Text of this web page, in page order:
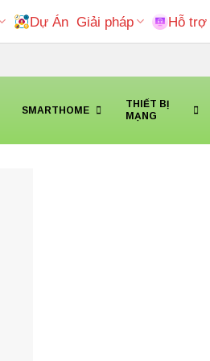
Dự Án Giải pháp Hỗ trợ
SMARTHOME
THIẾT BỊ
MẠNG